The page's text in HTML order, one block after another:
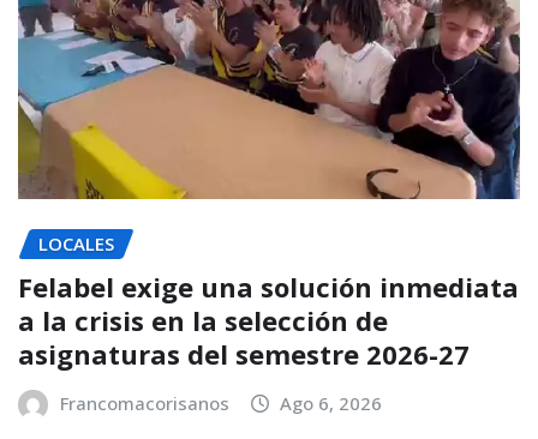
LOCALES
Felabel exige una solución inmediata
a la crisis en la selección de
asignaturas del semestre 2026-27
Francomacorisanos Ago 6, 2026